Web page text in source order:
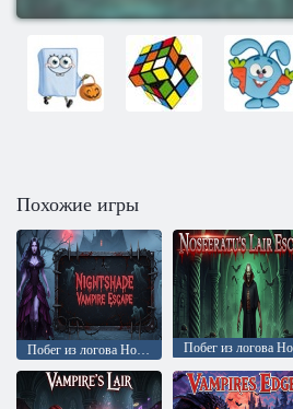
Похожие игры
Побег из логова Носферату